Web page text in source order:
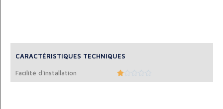
CARACTÉRISTIQUES TECHNIQUES
Facilité d'installation 